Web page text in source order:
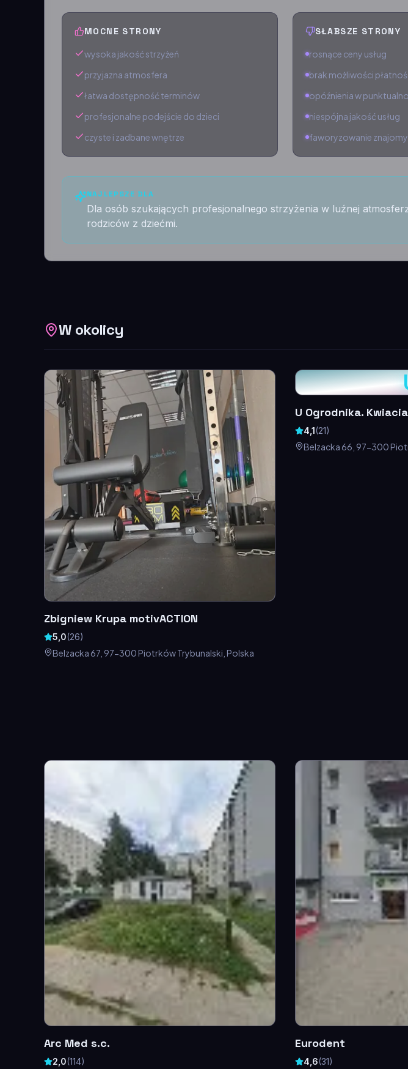
MOCNE STRONY
wysoka jakość strzyżeń
przyjazna atmosfera
łatwa dostępność terminów
profesjonalne podejście do dzieci
czyste i zadbane wnętrze
SŁABSZE STRONY
rosnące ceny usług
brak możliwości
opóźnienia w
niespójna jakość usług
faworyzowanie
NAJLEPSZE DLA
Dla osób szukających profesjonalnego strzyżenia w luźnej
rodziców z dziećmi.
W okolicy
Zbigniew Krupa motivACTION
5,0(26)
Belzacka 67, 97-300 Piotrków Trybunalski, Polska
U Ogrodnika.
4,1(21)
Belzacka 66, 97-300
Arc Med s.c.
2,0(114)
Eurodent
4,6(31)